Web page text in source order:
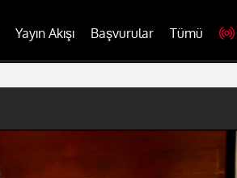
Yayın Akışı Başvurular Tümü